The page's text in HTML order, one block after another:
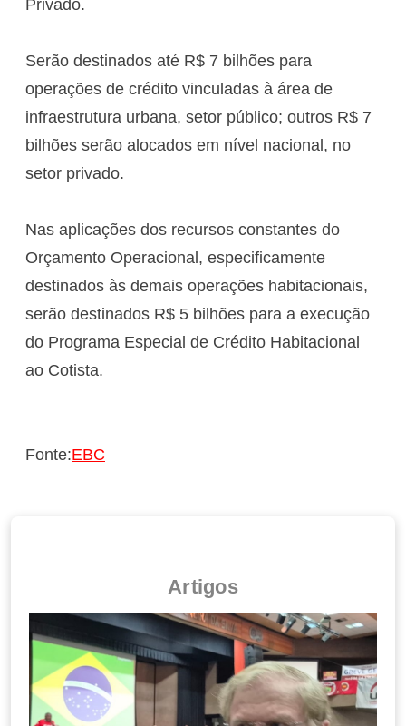
Privado.
Serão destinados até R$ 7 bilhões para
operações de crédito vinculadas à área de
infraestrutura urbana, setor público; outros R$ 7
bilhões serão alocados em nível nacional, no
setor privado.
Nas aplicações dos recursos constantes do
Orçamento Operacional, especificamente
destinados às demais operações habitacionais,
serão destinados R$ 5 bilhões para a execução
do Programa Especial de Crédito Habitacional
ao Cotista.
Fonte:EBC
Artigos